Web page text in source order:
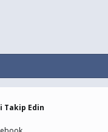
Takip Edin